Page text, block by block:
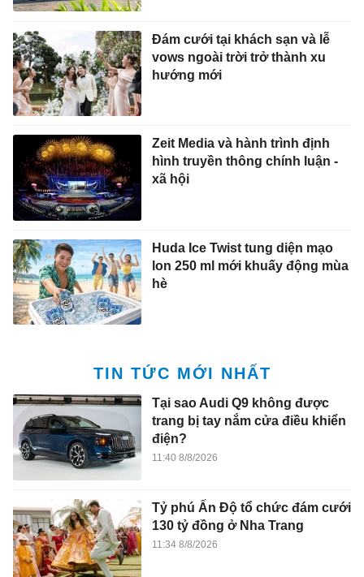
Đám cưới tại khách sạn và lễ
vows ngoài trời trở thành xu
hướng mới
Zeit Media và hành trình định
hình truyền thông chính luận -
xã hội
Huda Ice Twist tung diện mạo
lon 250 ml mới khuấy động mùa
hè
TIN TỨC MỚI NHẤT
Tại sao Audi Q9 không được
trang bị tay nắm cửa điều khiển
điện?
11:40 8/8/2026
Tỷ phú Ấn Độ tổ chức đám cưới
130 tỷ đồng ở Nha Trang
11:34 8/8/2026